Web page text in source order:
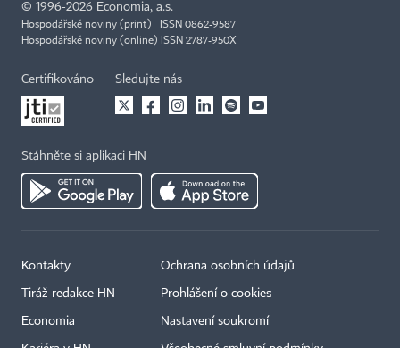
© 1996-2026 Economia, a.s.
Hospodářské noviny (print) ISSN 0862-9587
Hospodářské noviny (online) ISSN 2787-950X
Certifikováno Sledujte nás
Stáhněte si aplikaci HN
Kontakty
Tiráž redakce HN
Economia
Ochrana osobních údajů
Prohlášení o cookies
Nastavení soukromí